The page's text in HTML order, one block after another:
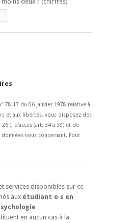
78-17 du 06 janvier 1978 relative à
et aux libertés, vous disposez des
d'accès (art. 34 à 38) et de
vous concernant. Pour
services disponibles sur ce
aux étudiant·e·s en
en aucun cas à la